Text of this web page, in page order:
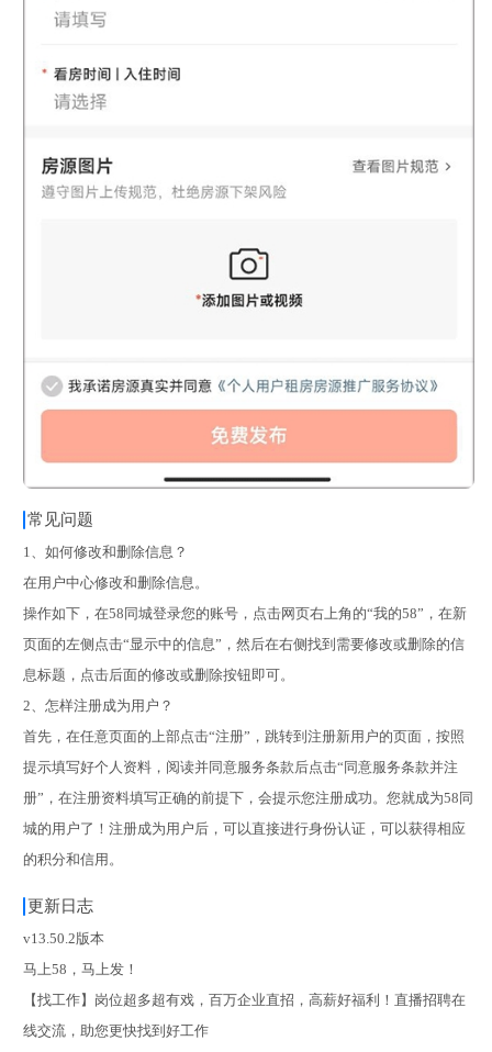
常见问题
1、如何修改和删除信息？
在用户中心修改和删除信息。
操作如下，在58同城登录您的账号，点击网页右上角的“我的58”，在新
页面的左侧点击“显示中的信息”，然后在右侧找到需要修改或删除的信
息标题，点击后面的修改或删除按钮即可。
2、怎样注册成为用户？
首先，在任意页面的上部点击“注册”，跳转到注册新用户的页面，按照
提示填写好个人资料，阅读并同意服务条款后点击“同意服务条款并注
册”，在注册资料填写正确的前提下，会提示您注册成功。您就成为58同
城的用户了！注册成为用户后，可以直接进行身份认证，可以获得相应
的积分和信用。
更新日志
v13.50.2版本
马上58，马上发！
【找工作】岗位超多超有戏，百万企业直招，高薪好福利！直播招聘在
线交流，助您更快找到好工作